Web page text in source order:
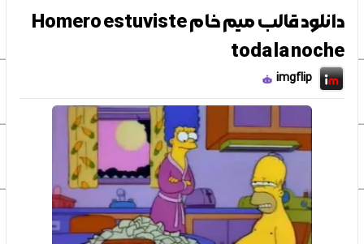
دانلود قالب میم خام Homero estuviste
toda la noche
imgflip